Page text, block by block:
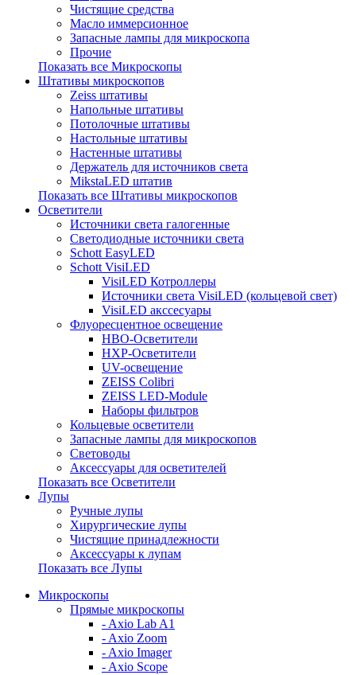
Чистящие средства
Масло иммерсионное
Запасные лампы для микроскопа
Прочие
Показать все Микроскопы
Штативы микроскопов
Zeiss штативы
Напольные штативы
Потолочные штативы
Настольные штативы
Настенные штативы
Держатель для источников света
MikstaLED штатив
Показать все Штативы микроскопов
Осветители
Источники света галогенные
Светодиодные источники света
Schott EasyLED
Schott VisiLED
VisiLED Котроллеры
Источники света VisiLED (кольцевой свет)
VisiLED акссесуары
Флуоресцентное освещение
HBO-Осветители
HXP-Осветители
UV-освещение
ZEISS Colibri
ZEISS LED-Module
Наборы фильтров
Кольцевые осветители
Запасные лампы для микроскопов
Световоды
Аксессуары для осветителей
Показать все Осветители
Лупы
Ручные лупы
Хирургические лупы
Чистящие принадлежности
Аксессуары к лупам
Показать все Лупы
Микроскопы
Прямые микроскопы
- Axio Lab A1
- Axio Zoom
- Axio Imager
- Axio Scope